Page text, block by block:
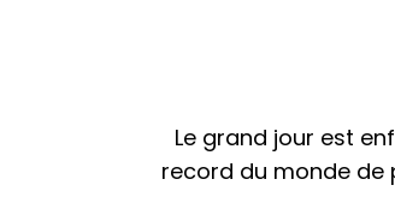
Le grand jour est
record du monde de